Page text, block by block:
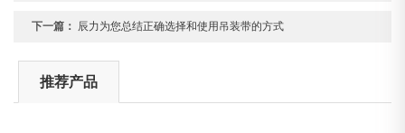
下一篇： 辰力为您总结正确选择和使用吊装带的方式
推荐产品